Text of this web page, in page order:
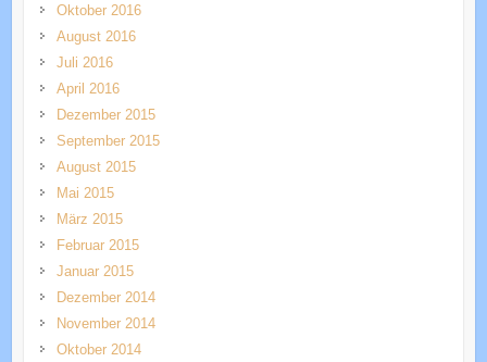
Oktober 2016
August 2016
Juli 2016
April 2016
Dezember 2015
September 2015
August 2015
Mai 2015
März 2015
Februar 2015
Januar 2015
Dezember 2014
November 2014
Oktober 2014